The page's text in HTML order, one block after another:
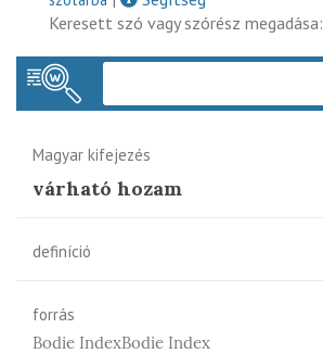
Keresett szó vagy szórész megadása:
Magyar kifejezés
várható hozam
definíció
forrás
Bodie IndexBodie Index